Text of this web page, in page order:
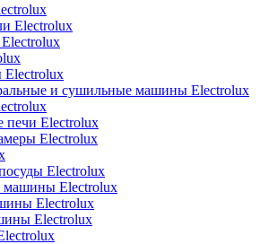
Electrolux
и сушильные машины Electrolux
Electrolux
Electrolux
Electrolux
машины Electrolux
Electrolux
Electrolux